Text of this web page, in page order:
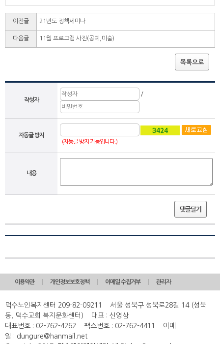
이전글 21년도 정책세미나
다음글 11월 프로그램 사진(공예,미술)
목록으로
작성자
/
자동글 방지
(자동글 방지 기능입니다.)
내용
댓글달기
이용약관 개인정보보호정책 이메일 수집거부 관리자
덕수노인복지센터 209-82-09211 서울 성북구 성북로28길 14 (성북
동, 덕수교회 복지문화센터) 대표 : 신영삼
대표번호 : 02-762-4262 팩스번호 : 02-762-4411 이메
일 : dungure@hanmail.net